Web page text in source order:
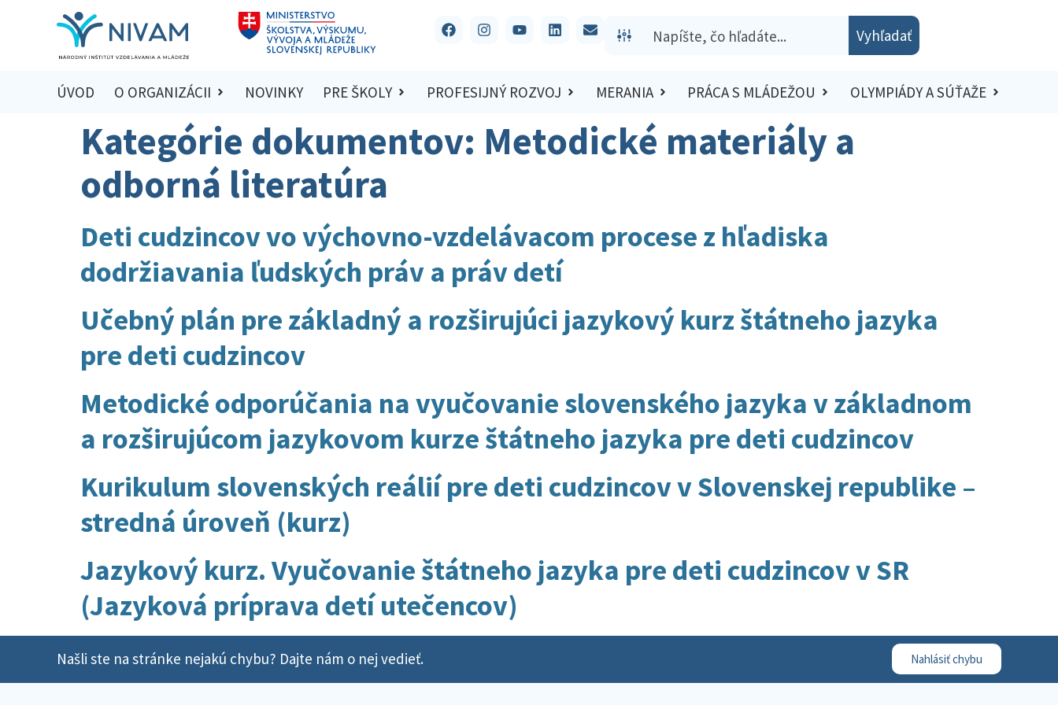
Vyhľadať
ÚVOD O ORGANIZÁCII NOVINKY PRE ŠKOLY PROFESIJNÝ ROZVOJ MERANIA PRÁCA S MLÁDEŽOU OLYMPIÁDY A SÚŤAŽE
Kategórie dokumentov: Metodické materiály a
odborná literatúra
Deti cudzincov vo výchovno-vzdelávacom procese z hľadiska
dodržiavania ľudských práv a práv detí
Učebný plán pre základný a rozširujúci jazykový kurz štátneho jazyka
pre deti cudzincov
Metodické odporúčania na vyučovanie slovenského jazyka v základnom
a rozširujúcom jazykovom kurze štátneho jazyka pre deti cudzincov
Kurikulum slovenských reálií pre deti cudzincov v Slovenskej republike –
stredná úroveň (kurz)
Jazykový kurz. Vyučovanie štátneho jazyka pre deti cudzincov v SR
(Jazyková príprava detí utečencov)
Našli ste na stránke nejakú chybu? Dajte nám o nej vedieť. Nahlásiť chybu